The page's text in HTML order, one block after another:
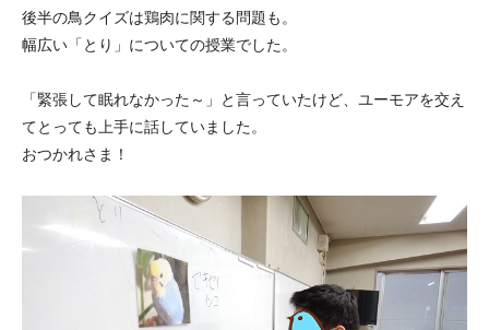
後半の鳥クイズは鶏肉に関する問題も。
幅広い「とり」についての授業でした。
「緊張して眠れなかった～」と言っていたけど、ユーモアを交え
てとっても上手に話していました。
おつかれさま！